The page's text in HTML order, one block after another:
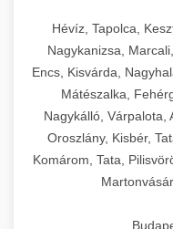
Hévíz, Tapolca,
Nagykanizsa,
Encs, Kisvárda,
Mátészalka,
Nagykálló, Várpalota,
Oroszlány, Kisbér,
Komárom, Tata,